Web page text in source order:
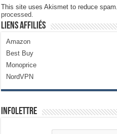
This site uses Akismet to reduce spam.
processed.
Liens Affiliés
Amazon
Best Buy
Monoprice
NordVPN
Infolettre